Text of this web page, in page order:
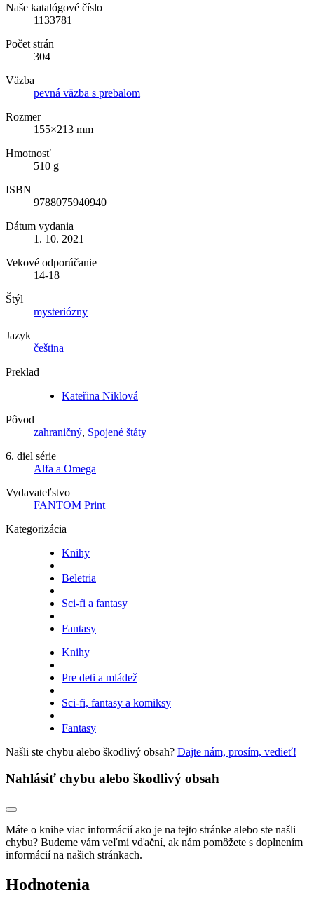
Naše katalógové číslo
1133781
Počet strán
304
Väzba
pevná väzba s prebalom
Rozmer
155×213 mm
Hmotnosť
510 g
ISBN
9788075940940
Dátum vydania
1. 10. 2021
Vekové odporúčanie
14-18
Štýl
mysteriózny
Jazyk
čeština
Preklad
Kateřina Niklová
Pôvod
zahraničný, Spojené štáty
6. diel série
Alfa a Omega
Vydavateľstvo
FANTOM Print
Kategorizácia
Knihy
Beletria
Sci-fi a fantasy
Fantasy
Knihy
Pre deti a mládež
Sci-fi, fantasy a komiksy
Fantasy
Našli ste chybu alebo škodlivý obsah? Dajte nám, prosím, vedieť!
Nahlásiť chybu alebo škodlivý obsah
Máte o knihe viac informácií ako je na tejto stránke alebo ste našli
chybu? Budeme vám veľmi vďační, ak nám pomôžete s doplnením
informácií na našich stránkach.
Hodnotenia